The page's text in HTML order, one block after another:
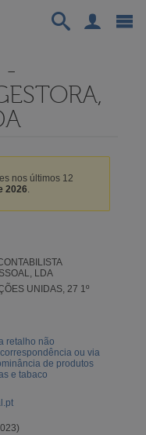
-
nos últimos 12
2026.
LDA
UNIDAS, 27 1º
retalho não
ou via
de produtos
e tabaco